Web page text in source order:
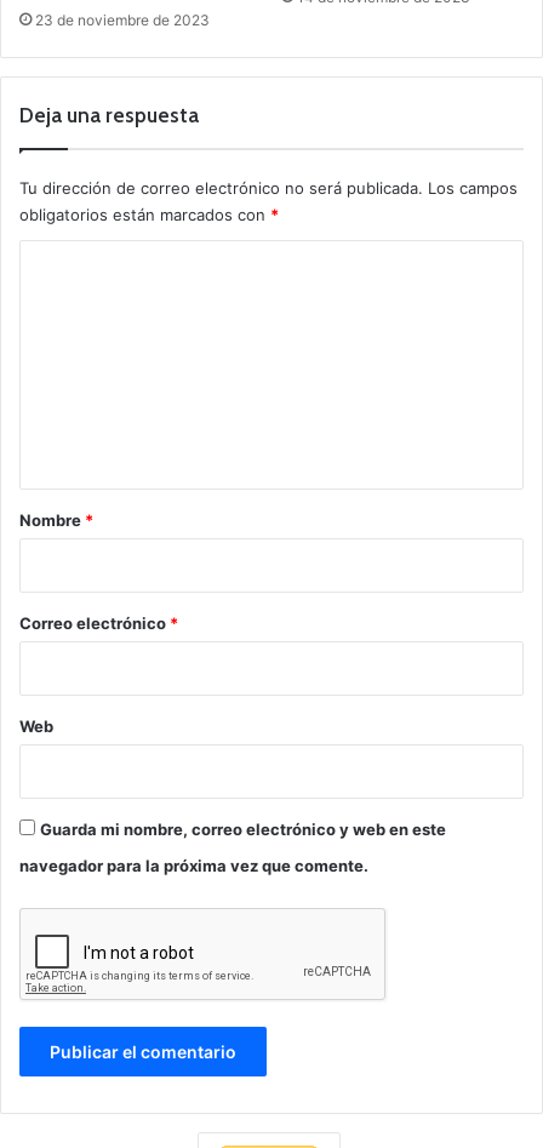
23 de noviembre de 2023
Deja una respuesta
Tu dirección de correo electrónico no será publicada. Los campos
obligatorios están marcados con *
r
*
Nombre *
Correo electrónico *
Web
Guarda mi nombre, correo electrónico y web en este
navegador para la próxima vez que comente.